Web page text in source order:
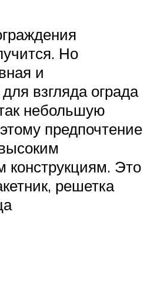
Но
и
взгляда ограда
небольшую
предпочтение
конструкциям. Это
решетка